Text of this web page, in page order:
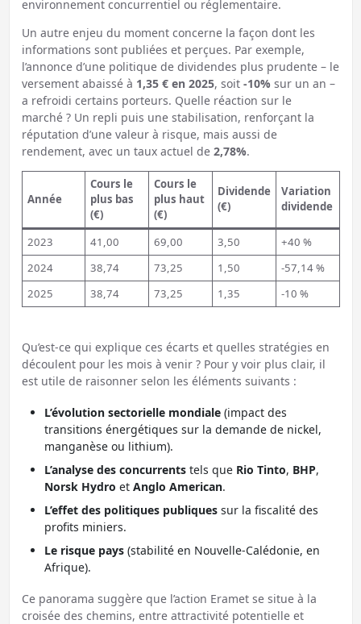
environnement concurrentiel ou réglementaire.
Un autre enjeu du moment concerne la façon dont les
informations sont publiées et perçues. Par exemple,
l’annonce d’une politique de dividendes plus prudente – le
versement abaissé à 1,35 € en 2025, soit -10%sur un an –
a refroidi certains porteurs. Quelle réaction sur le
marché ? Un repli puis une stabilisation, renforçant la
réputation d’une valeur à risque, mais aussi de
rendement, avec un taux actuel de 2,78%.
Année
Cours le
plus bas
(€)
Cours le
plus haut
(€)
Dividende
(€)
Variation
dividende
2023 41,00 69,00 3,50
+40 %
2024
38,74 73,25 1,50
-57,14 %
2025
38,74 73,25 1,35 -10 %
Qu’est-ce qui explique ces écarts et quelles stratégies en
découlent pour les mois à venir ? Pour y voir plus clair, il
est utile de raisonner selon les éléments suivants :
L’évolution sectorielle mondiale(impact des
transitions énergétiques sur la demande de nickel,
manganèse ou lithium).
L’analyse des concurrentstels que Rio Tinto, BHP,
Norsk Hydro et Anglo American.
L’effet des politiques publiquessur la fiscalité des
profits miniers.
Le risque pays(stabilité en Nouvelle-Calédonie, en
Afrique).
Ce panorama suggère que l’action Eramet se situe à la
croisée des chemins, entre attractivité potentielle et